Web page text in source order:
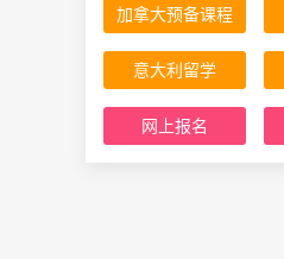
加拿大预备课程
意大利留学
网上报名